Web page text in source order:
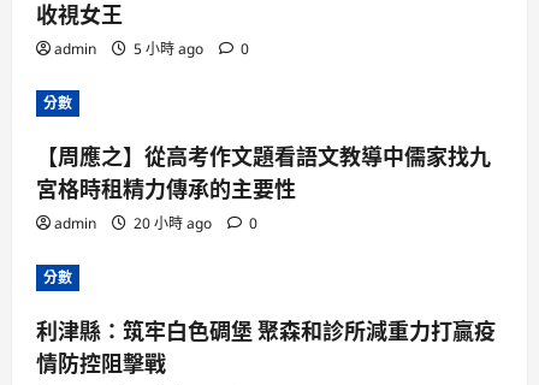
收視女王
admin 5 小時 ago 0
分數
【周應之】從高考作文題看語文教導中儒家找九
宮格時租精力傳承的主要性
admin 20 小時 ago 0
分數
利津縣：筑牢白色碉堡 聚森和診所減重力打贏疫
情防控阻擊戰